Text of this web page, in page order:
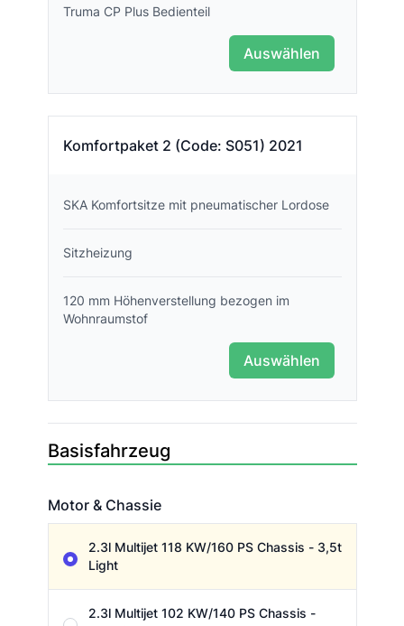
Truma CP Plus Bedienteil
Auswählen
Komfortpaket 2 (Code: S051) 2021
SKA Komfortsitze mit pneumatischer Lordose
Sitzheizung
120 mm Höhenverstellung bezogen im
Wohnraumstof
Auswählen
Basisfahrzeug
Motor & Chassie
2.3l Multijet 118 KW/160 PS Chassis - 3,5t
Light
2.3l Multijet 102 KW/140 PS Chassis -